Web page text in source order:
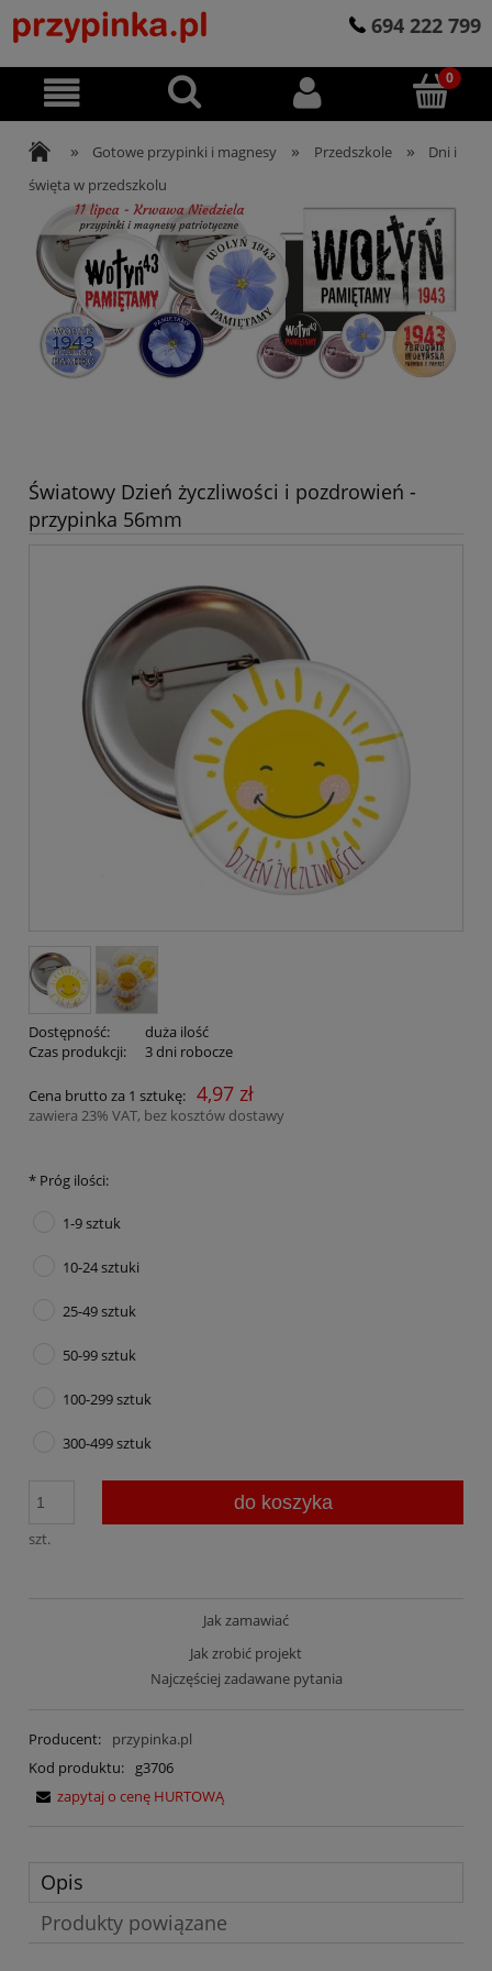
694 222 799
» Gotowe przypinki i magnesy » Przedszkole »
Dni i
święta w przedszkolu
Światowy Dzień życzliwości i pozdrowień -
przypinka 56mm
Dostępność:
duża ilość
Czas produkcji:
3 dni robocze
Cena brutto za 1 sztukę: 4,97 zł
zawiera 23% VAT, bez kosztów dostawy
* Próg ilości:
1-9 sztuk
10-24 sztuki
25-49 sztuk
50-99 sztuk
100-299 sztuk
300-499 sztuk
szt.
do koszyka
Jak zamawiać
Jak zrobić projekt
Najczęściej zadawane pytania
Producent:
przypinka.pl
Kod produktu:
g3706
zapytaj o cenę HURTOWĄ
Opis
Produkty powiązane